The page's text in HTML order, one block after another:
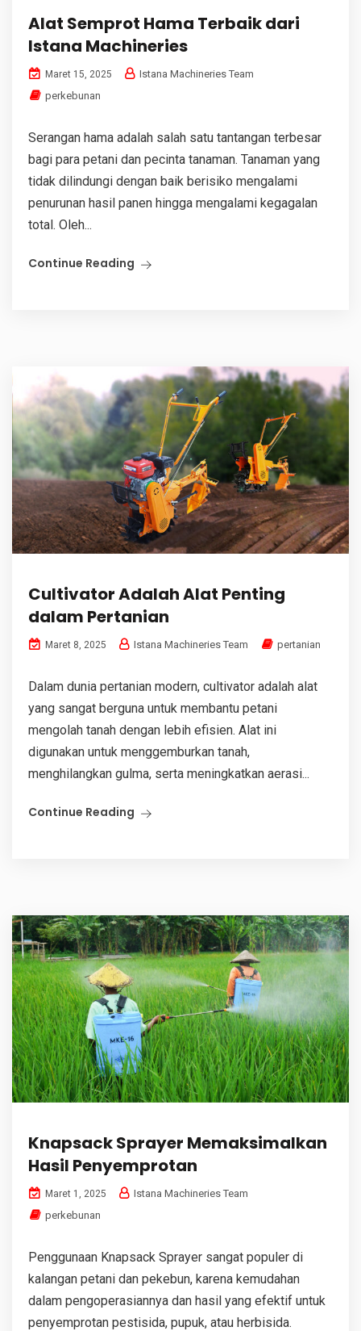
Alat Semprot Hama Terbaik dari
Istana Machineries
Maret 15, 2025
Istana Machineries Team
perkebunan
Serangan hama adalah salah satu tantangan terbesar
bagi para petani dan pecinta tanaman. Tanaman yang
tidak dilindungi dengan baik berisiko mengalami
penurunan hasil panen hingga mengalami kegagalan
total. Oleh...
Continue Reading
Cultivator Adalah Alat Penting
dalam Pertanian
Maret 8, 2025 Istana Machineries Team pertanian
Dalam dunia pertanian modern, cultivator adalah alat
yang sangat berguna untuk membantu petani
mengolah tanah dengan lebih efisien. Alat ini
digunakan untuk menggemburkan tanah,
menghilangkan gulma, serta meningkatkan aerasi...
Continue Reading
Knapsack Sprayer Memaksimalkan
Hasil Penyemprotan
Maret 1, 2025
Istana Machineries Team
perkebunan
Penggunaan Knapsack Sprayer sangat populer di
kalangan petani dan pekebun, karena kemudahan
dalam pengoperasiannya dan hasil yang efektif untuk
penyemprotan pestisida, pupuk, atau herbisida.